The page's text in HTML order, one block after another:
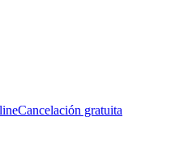
Cancelación gratuita